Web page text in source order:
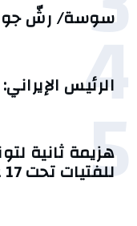
سوسة/ رشّ جوي
4
الرئيس
5
هزيمة ثانية
للفتيات تحت 17 عامًا